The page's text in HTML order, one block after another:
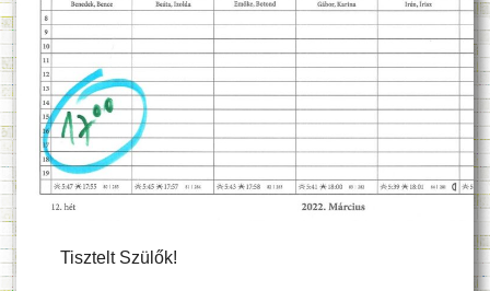
Tisztelt Szülők!